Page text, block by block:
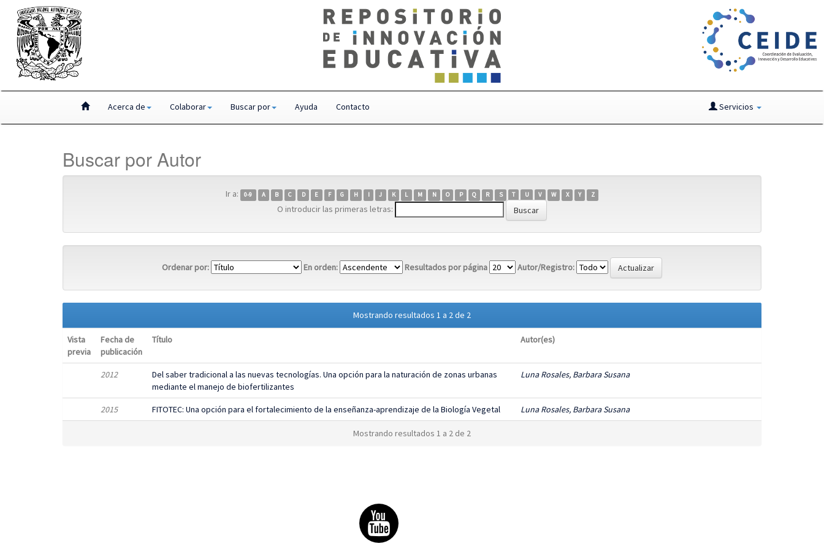
Acerca de Colaborar Buscar por Ayuda Contacto Servicios
Buscar por Autor
Ir a: 0-9 A B C D E F G H I J K L M N O P Q R S T U V W X Y Z
O introducir las primeras letras:
Ordenar por: En orden: Resultados por página Autor/Registro:
Mostrando resultados 1 a 2 de 2
Vista
previa
Fecha de
publicación
Título Autor(es)
2012
Del saber tradicional a las nuevas tecnologías. Una opción para la naturación de zonas urbanas
mediante el manejo de biofertilizantes
Luna Rosales, Barbara Susana
2015 FITOTEC: Una opción para el fortalecimiento de la enseñanza-aprendizaje de la Biología Vegetal Luna Rosales, Barbara Susana
Mostrando resultados 1 a 2 de 2